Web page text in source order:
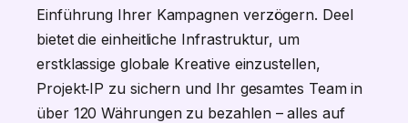
Einführung Ihrer Kampagnen verzögern. Deel
bietet die einheitliche Infrastruktur, um
erstklassige globale Kreative einzustellen,
Projekt‑IP zu sichern und Ihr gesamtes Team in
über 120 Währungen zu bezahlen – alles auf